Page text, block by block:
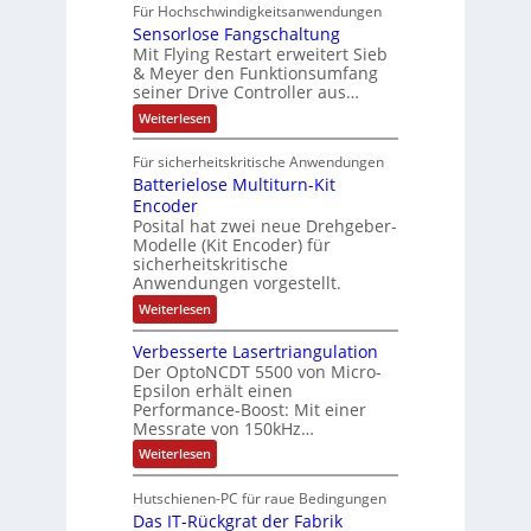
f
t
t
o
m
a
t
i
o
g
e
w
ä
h
t
b
e
i
t
s
k
f
t
e
a
n
d
i
e
r
u
n
d
4
0
A
C
-
N
e
t
z
t
e
l
e
ä
l
t
S
c
h
u
t
z
l
a
c
k
b
e
s
c
Für Hochschwindigkeitsanwendungen
Sensorlose Fangschaltung
Mit Flying Restart erweitert Sieb
& Meyer den Funktionsumfang
seiner Drive Controller aus…
Weiterlesen:
S
n
s
l
o
s
e
F
a
n
g
s
c
h
a
l
t
u
n
g
Für sicherheitskritische Anwendungen
Batterielose Multiturn-Kit
Encoder
Posital hat zwei neue Drehgeber-
Modelle (Kit Encoder) für
sicherheitskritische
Anwendungen vorgestellt.
Weiterlesen:
B
t
t
e
r
i
e
l
o
e
M
Verbesserte Lasertriangulation
Der OptoNCDT 5500 von Micro-
Epsilon erhält einen
Performance-Boost: Mit einer
Messrate von 150kHz…
Weiterlesen:
V
r
b
Hutschienen-PC für raue Bedingungen
Das IT-Rückgrat der Fabrik